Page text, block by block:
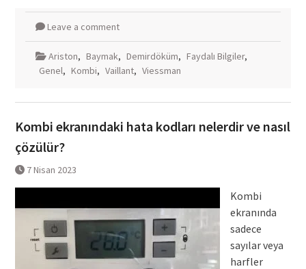
Leave a comment
Ariston, Baymak, Demirdöküm, Faydalı Bilgiler,
Genel, Kombi, Vaillant, Viessman
Kombi ekranındaki hata kodları nelerdir ve nasıl
çözülür?
7 Nisan 2023
Kombi
ekranında
sadece
sayılar veya
harfler